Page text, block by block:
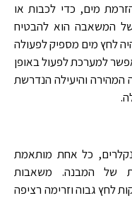
מים, כדי לכבות או
המשאבה הוא להבטיח
לחץ מים מספיק לפעולה
למערכת לפעול באופן
המהירה והיעילה הנדרשת
כל אחת מותאמת
של המבנה. משאבות
לחץ גבוה וזרימה רציפה